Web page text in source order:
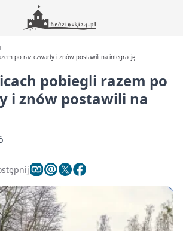
po raz czwarty i znów postawili na integrację
pobiegli razem po
i znów postawili na